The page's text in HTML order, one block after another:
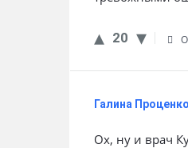
20
Галина Проценко
Ох, ну и врач